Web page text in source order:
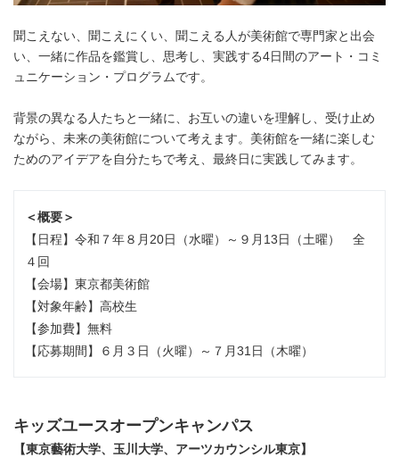
聞こえない、聞こえにくい、聞こえる人が美術館で専門家と出会
い、一緒に作品を鑑賞し、思考し、実践する4日間のアート・コミ
ュニケーション・プログラムです。
背景の異なる人たちと一緒に、お互いの違いを理解し、受け止め
ながら、未来の美術館について考えます。美術館を一緒に楽しむ
ためのアイデアを自分たちで考え、最終日に実践してみます。
＜概要＞
【日程】令和７年８月20日（水曜）～９月13日（土曜） 全
４回
【会場】東京都美術館
【対象年齢】高校生
【参加費】無料
【応募期間】６月３日（火曜）～７月31日（木曜）
キッズユースオープンキャンパス
【東京藝術大学、玉川大学、アーツカウンシル東京】